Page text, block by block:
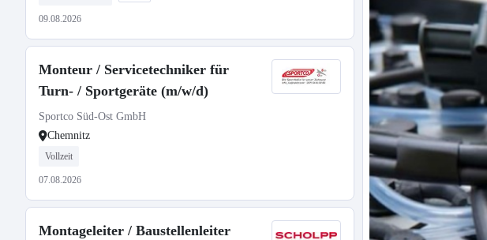
09.08.2026
Monteur / Servicetechniker für
Turn- / Sportgeräte (m/w/d)
Sportco Süd-Ost GmbH
Chemnitz
Vollzeit
07.08.2026
Montageleiter / Baustellenleiter